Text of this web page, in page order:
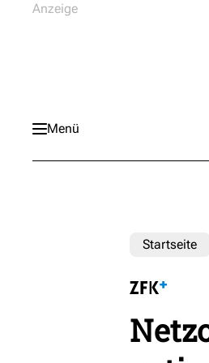
Menü
Startseite